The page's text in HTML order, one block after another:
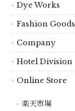
Dye Works
Fashion Goods
Company
Hotel Division
Online Store
楽天市場